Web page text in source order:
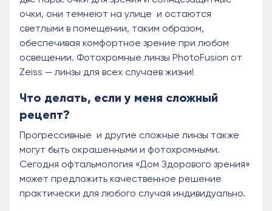
очки, они темнеют на улице и остаются
светлыми в помещении, таким образом,
обеспечивая комфортное зрение при любом
освещении. Фотохромные линзы PhotoFusion от
Zeiss — линзы для всех случаев жизни!
Что делать, если у меня сложный
рецепт?
Прогрессивные и другие сложные линзы также
могут быть окрашенными и фотохромными.
Сегодня офтальмология «Дом Здорового зрения»
может предложить качественное решение
практически для любого случая индивидуально.